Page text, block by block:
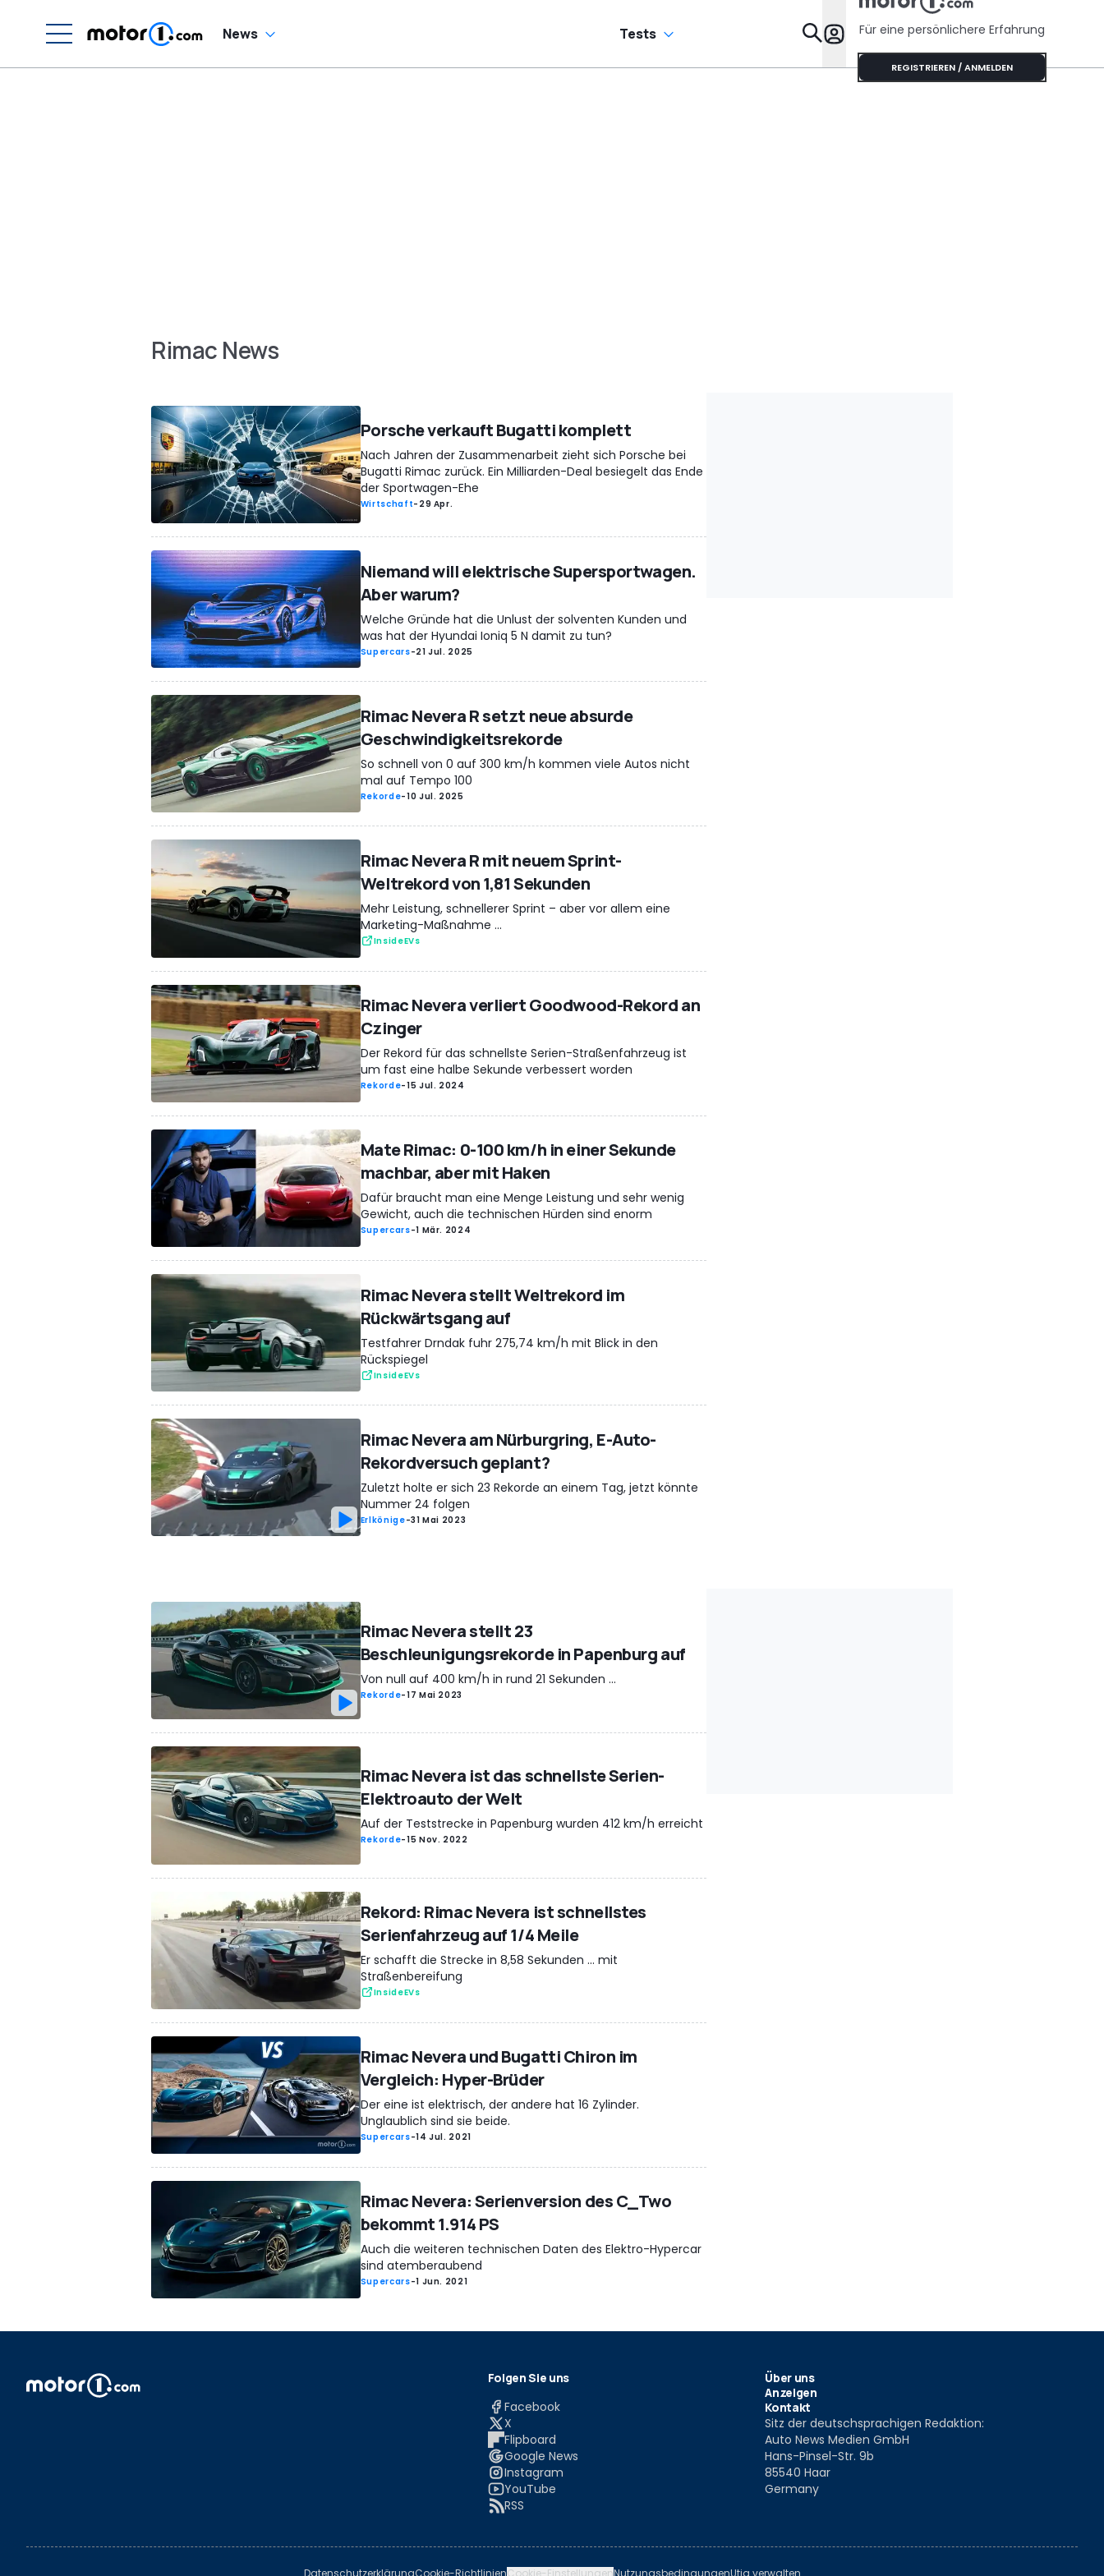
News Tests Specials
Für eine persönlichere Erfahrung
REGISTRIEREN / ANMELDEN
Rimac News
Porsche verkauft Bugatti komplett
Nach Jahren der Zusammenarbeit zieht sich Porsche bei
Bugatti Rimac zurück. Ein Milliarden-Deal besiegelt das Ende
der Sportwagen-Ehe
Wirtschaft- 29 Apr.
Niemand will elektrische Supersportwagen.
Aber warum?
Welche Gründe hat die Unlust der solventen Kunden und
was hat der Hyundai Ioniq 5 N damit zu tun?
Supercars-21 Jul. 2025
Rimac Nevera R setzt neue absurde
Geschwindigkeitsrekorde
So schnell von 0 auf 300 km/h kommen viele Autos nicht
mal auf Tempo 100
Rekorde-10 Jul. 2025
Rimac Nevera R mit neuem Sprint-
Weltrekord von 1,81 Sekunden
Mehr Leistung, schnellerer Sprint – aber vor allem eine
Marketing-Maßnahme ...
InsideEVs
Rimac Nevera verliert Goodwood-Rekord an
Czinger
Der Rekord für das schnellste Serien-Straßenfahrzeug ist
um fast eine halbe Sekunde verbessert worden
Rekorde-15 Jul. 2024
Mate Rimac: 0-100 km/h in einer Sekunde
machbar, aber mit Haken
Dafür braucht man eine Menge Leistung und sehr wenig
Gewicht, auch die technischen Hürden sind enorm
Supercars-1 Mär. 2024
Rimac Nevera stellt Weltrekord im
Rückwärtsgang auf
Testfahrer Drndak fuhr 275,74 km/h mit Blick in den
Rückspiegel
InsideEVs
Rimac Nevera am Nürburgring, E-Auto-
Rekordversuch geplant?
Zuletzt holte er sich 23 Rekorde an einem Tag, jetzt könnte
Nummer 24 folgen
Erlkönige-31 Mai 2023
Rimac Nevera stellt 23
Beschleunigungsrekorde in Papenburg auf
Von null auf 400 km/h in rund 21 Sekunden ...
Rekorde-17 Mai 2023
Rimac Nevera ist das schnellste Serien-
Elektroauto der Welt
Auf der Teststrecke in Papenburg wurden 412 km/h erreicht
Rekorde-15 Nov. 2022
Rekord: Rimac Nevera ist schnellstes
Serienfahrzeug auf 1/4 Meile
Er schafft die Strecke in 8,58 Sekunden ... mit
Straßenbereifung
InsideEVs
Rimac Nevera und Bugatti Chiron im
Vergleich: Hyper-Brüder
Der eine ist elektrisch, der andere hat 16 Zylinder.
Unglaublich sind sie beide.
Supercars-14 Jul. 2021
Rimac Nevera: Serienversion des C_Two
bekommt 1.914 PS
Auch die weiteren technischen Daten des Elektro-Hypercar
sind atemberaubend
Supercars-1 Jun. 2021
Folgen Sie uns
Facebook
X
Flipboard
Google News
Instagram
YouTube
RSS
Über uns
Anzeigen
Kontakt
Sitz der deutschsprachigen Redaktion:
Auto News Medien GmbH
Hans-Pinsel-Str. 9b
85540 Haar
Germany
DatenschutzerklärungCookie-RichtlinienCookie-EinstellungenNutzungsbedingungenUtiq verwalten